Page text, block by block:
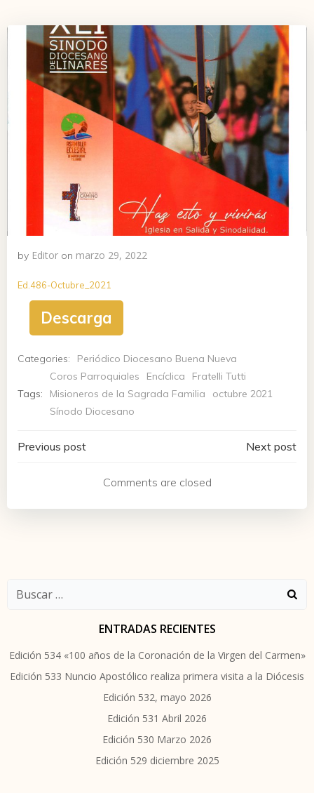
by Editor on marzo 29, 2022
Ed.486-Octubre_2021
Descarga
Categories: Periódico Diocesano Buena Nueva
Tags:
Coros Parroquiales Encíclica
Fratelli Tutti
Misioneros de la Sagrada Familia
octubre 2021
Sínodo Diocesano
Navegación
entradas
Previous post
Navegación
de
entradas
Next post
Comments are closed
Buscar:
ENTRADAS RECIENTES
Edición 534 «100 años de la Coronación de la Virgen del Carmen»
Edición 533 Nuncio Apostólico realiza primera visita a la Diócesis
Edición 532, mayo 2026
Edición 531 Abril 2026
Edición 530 Marzo 2026
Edición 529 diciembre 2025